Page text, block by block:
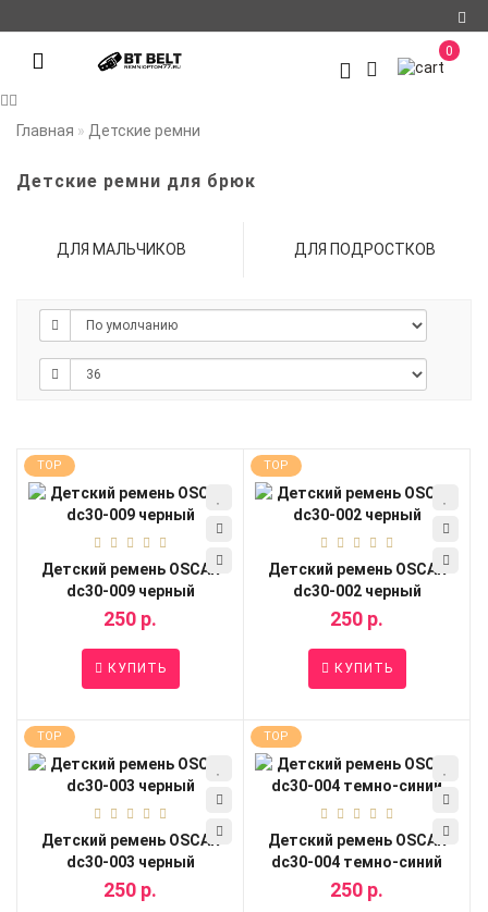
сотрудничества
конфиденциальности
Контакты
0
0
Главная Детские ремни
Детские ремни для брюк
ДЛЯ МАЛЬЧИКОВ ДЛЯ ПОДРОСТКОВ
TOP
Детский ремень OSCAR
dc30-009 черный
250 р.
КУПИТЬ
TOP
Детский ремень OSCAR
dc30-002 черный
250 р.
КУПИТЬ
TOP
Детский ремень OSCAR
dc30-003 черный
250 р.
TOP
Детский ремень OSCAR
dc30-004 темно-синий
250 р.